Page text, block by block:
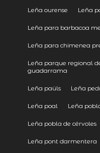
Leña ourense Leña
Leña para barbacoa
Leña para chimenea
Leña parque regional
guadarrama
Leña paüls Leña
Leña poal Leña
Leña pobla de cérvoles
Leña pont darmentera